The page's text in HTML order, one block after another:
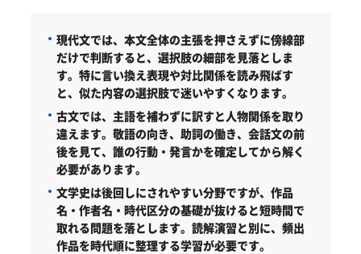
現代文では、本文全体の主張を押さえずに傍線部
だけで判断すると、選択肢の細部を見落としま
す。特に言い換え表現や対比関係を読み飛ばす
と、似た内容の選択肢で迷いやすくなります。
古文では、主語を補わずに訳すと人物関係を取り
違えます。敬語の向き、助詞の働き、会話文の前
後を見て、誰の行動・発言かを確定してから解く
必要があります。
文学史は後回しにされやすい分野ですが、作品
名・作者名・時代区分の基礎が抜けると短時間で
取れる問題を落とします。読解演習と別に、頻出
作品を時代順に整理する学習が必要です。